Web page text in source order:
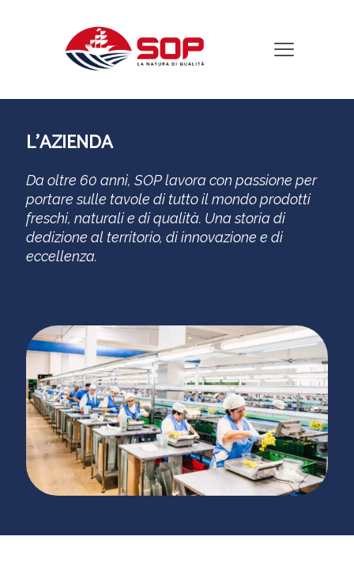
L'AZIENDA
Da oltre 60 anni, SOP lavora con passione per
portare sulle tavole di tutto il mondo prodotti
freschi, naturali e di qualità. Una storia di
dedizione al territorio, di innovazione e di
eccellenza.